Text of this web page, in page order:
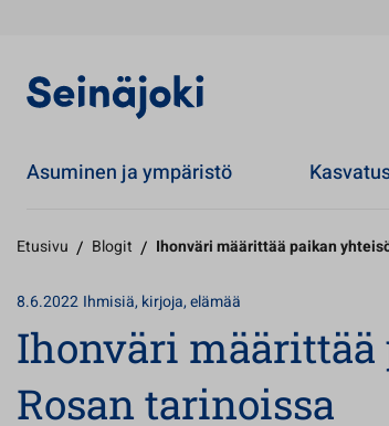
Asuminen ja ympäristö
Etusivu / Blogit / Ihonväri määrittää paikan
8.6.2022 Ihmisiä, kirjoja, elämää
Ihonväri määrittää
Rosan tarinoissa